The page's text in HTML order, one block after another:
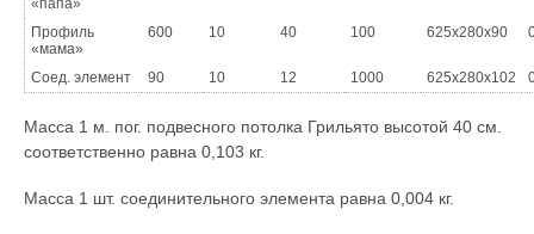
Профиль
«мама»
600 10 40 100 625x280x90
Соед. элемент 90 10 12 1000 625x280x102
Масса 1 м. пог. подвесного потолка Грильято высотой 40 см.
соответственно равна 0,103 кг.
Масса 1 шт. соединительного элемента равна 0,004 кг.